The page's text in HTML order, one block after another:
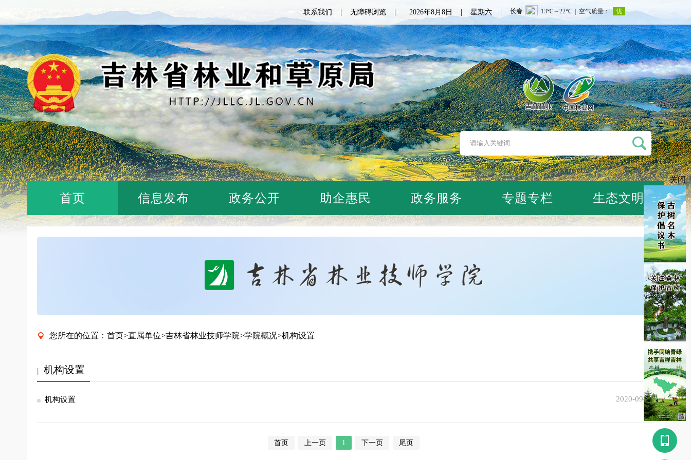
2026年8月8日 | 星期六 |
联系我们 无障碍浏览
首页 信息发布 政务公开 助企惠民 政务服务 专题专栏 生态文明
 您所在的位置： 首页>直属单位>吉林省林业技师学院>学院概况>机构设置
机构设置
机构设置 2020-09-25
首页 上一页 1 下一页 尾页
关闭
󰀿